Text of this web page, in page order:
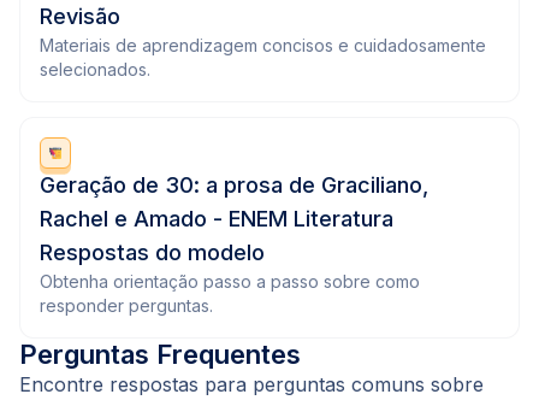
Revisão
Materiais de aprendizagem concisos e cuidadosamente
selecionados.
Geração de 30: a prosa de Graciliano,
Rachel e Amado - ENEM Literatura
Respostas do modelo
Obtenha orientação passo a passo sobre como
responder perguntas.
Perguntas Frequentes
Encontre respostas para perguntas comuns sobre